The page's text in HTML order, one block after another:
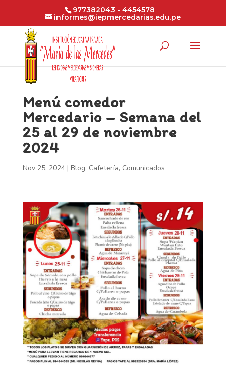
977382043 - 4454578
informes@iepmercedarias.edu.pe
Menú comedor
Mercedario – Semana del
25 al 29 de noviembre
2024
Nov 25, 2024| Blog, Cafetería, Comunicados